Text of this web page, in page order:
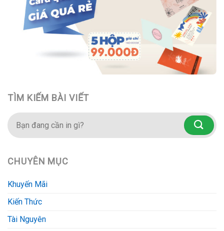
TÌM KIẾM BÀI VIẾT
CHUYÊN MỤC
Khuyến Mãi
Kiến Thức
Tài Nguyên